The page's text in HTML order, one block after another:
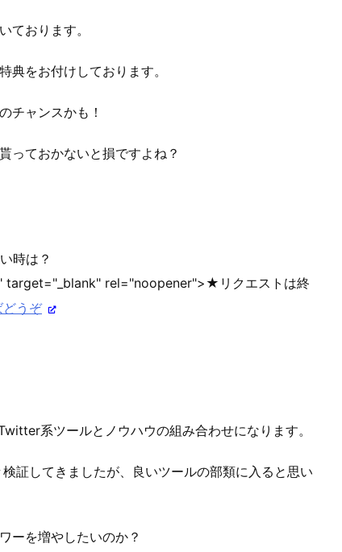
ております。
典をお付けしております。
チャンスかも！
っておかないと損ですよね？
時は？
target="_blank" rel="noopener">★リクエストは終
うぞ
系ツールとノウハウの組み合わせになります。
証してきましたが、良いツールの部類に入ると思い
ーを増やしたいのか？